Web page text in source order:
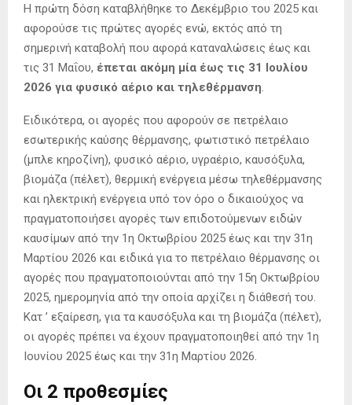
Η πρώτη δόση καταβλήθηκε το Δεκέμβριο του 2025 και
αφορούσε τις πρώτες αγορές ενώ, εκτός από τη
σημερινή καταβολή που αφορά καταναλώσεις έως και
τις 31 Μαΐου, έπεται ακόμη μία έως τις 31 Ιουλίου
2026 για φυσικό αέριο και τηλεθέρμανση
Ειδικότερα, οι αγορές που αφορούν σε πετρέλαιο
εσωτερικής καύσης θέρμανσης, φωτιστικό πετρέλαιο
(μπλε κηροζίνη), φυσικό αέριο, υγραέριο, καυσόξυλα,
βιομάζα (πέλετ), θερμική ενέργεια μέσω τηλεθέρμανσης
και ηλεκτρική ενέργεια υπό τον όρο ο δικαιούχος να
πραγματοποιήσει αγορές των επιδοτούμενων ειδών
καυσίμων από την 1η Οκτωβρίου 2025 έως και την 31η
Μαρτίου 2026 και ειδικά για το πετρέλαιο θέρμανσης οι
αγορές που πραγματοποιούνται από την 15η Οκτωβρίου
2025, ημερομηνία από την οποία αρχίζει η διάθεσή του.
Κατ ’ εξαίρεση, για τα καυσόξυλα και τη βιομάζα (πέλετ),
οι αγορές πρέπει να έχουν πραγματοποιηθεί από την 1η
Ιουνίου 2025 έως και την 31η Μαρτίου 2026.
Οι 2 προθεσμίες